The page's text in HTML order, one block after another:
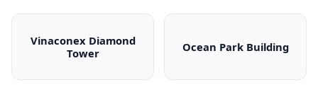
Vinaconex Diamond
TowerVinaconex Diamond Tower
Ocean Park Building
Ocean Park